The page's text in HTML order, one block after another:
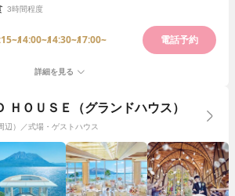
3時間程度
14:00~14:30~17:00~ 電話予約
詳細を見る
ＨＯＵＳＥ（グランドハウス）
辺）／式場・ゲストハウス